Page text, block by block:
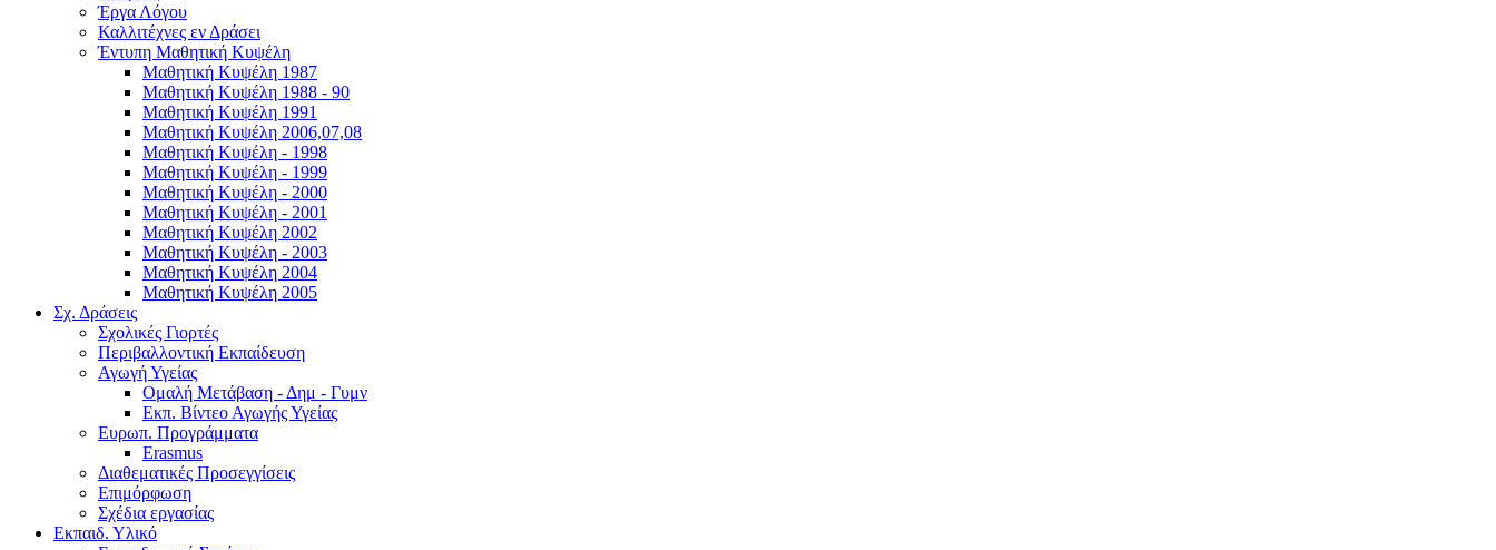
Έργα Λόγου
Καλλιτέχνες εν Δράσει
Έντυπη Μαθητική Κυψέλη
Μαθητική Κυψέλη 1987
Μαθητική Κυψέλη 1988 - 90
Μαθητική Κυψέλη 1991
Μαθητική Κυψέλη 2006,07,08
Μαθητική Κυψέλη - 1998
Μαθητική Κυψέλη - 1999
Μαθητική Κυψέλη - 2000
Μαθητική Κυψέλη - 2001
Μαθητική Κυψέλη 2002
Μαθητική Κυψέλη - 2003
Μαθητική Κυψέλη 2004
Μαθητική Κυψέλη 2005
Σχ. Δράσεις
Σχολικές Γιορτές
Περιβαλλοντική Εκπαίδευση
Αγωγή Υγείας
Ομαλή Μετάβαση - Δημ - Γυμν
Εκπ. Βίντεο Αγωγής Υγείας
Ευρωπ. Προγράμματα
Erasmus
Διαθεματικές Προσεγγίσεις
Επιμόρφωση
Σχέδια εργασίας
Εκπαιδ. Υλικό